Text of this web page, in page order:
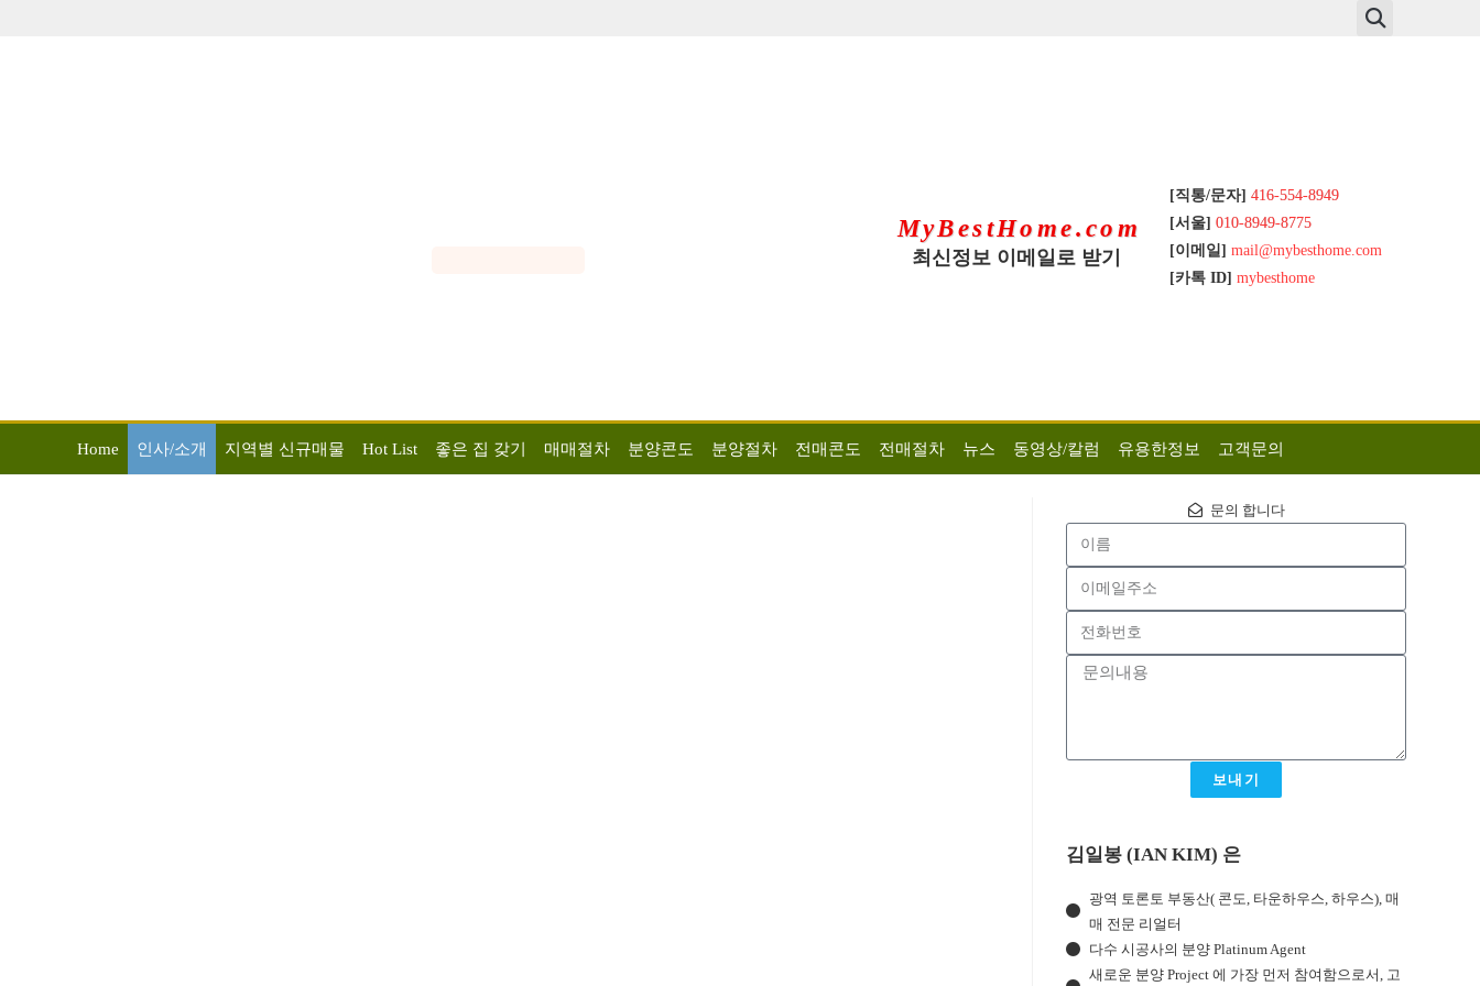
MyBestHome.com
최신정보 이메일로 받기
[직통/문자] 416-554-8949
[서울] 010-8949-8775
[이메일] mail@mybesthome.com
[카톡 ID] mybesthome
Home 인사/소개 지역별 신규매물 Hot List 좋은 집 갖기 매매절차 분양콘도 분양절차 전매콘도 전매절차 뉴스 동영상/칼럼 유용한정보 고객문의
문의 합니다
보내기
김일봉 (IAN KIM) 은
광역 토론토 부동산( 콘도, 타운하우스, 하우스), 매
매 전문 리얼터
다수 시공사의 분양 Platinum Agent
새로운 분양 Project 에 가장 먼저 참여함으로서, 고